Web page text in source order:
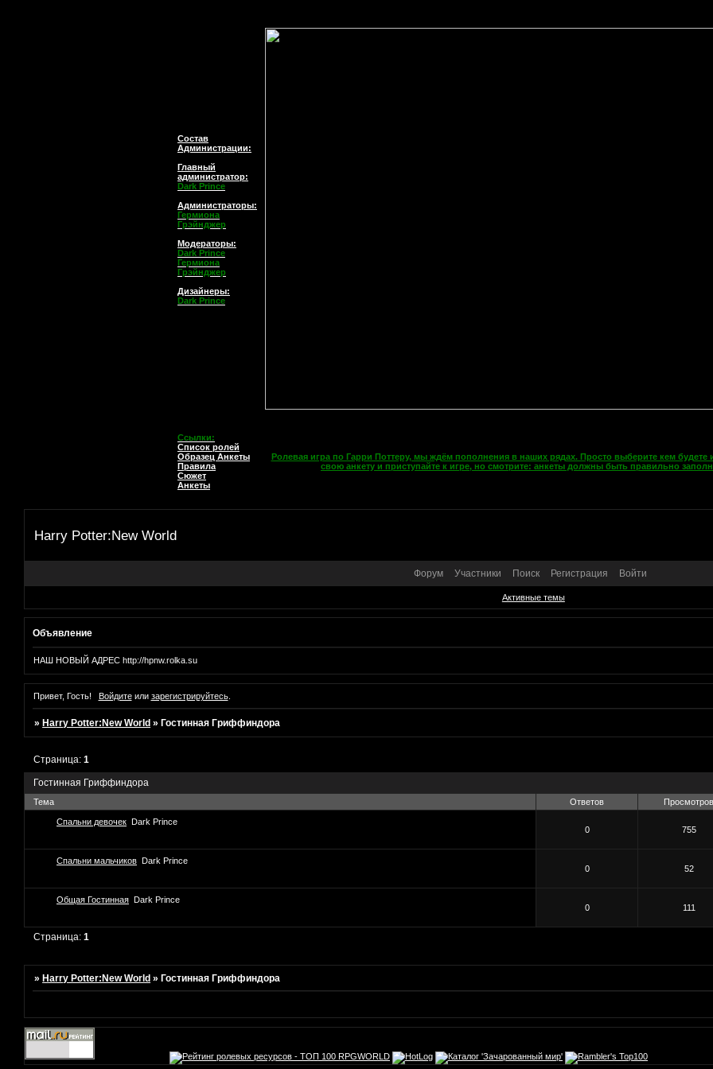
Состав
Администрации:
Главный
администратор:
Dark Prince
Администраторы:
Гермиона
Грэйнджер
Модераторы:
Dark Prince
Гермиона
Грэйнджер
Дизайнеры:
Dark Prince
Ссылки:
Список ролей
Образец Анкеты
Правила
Сюжет
Анкеты
Ролевая игра по Гарри Поттеру, мы ждём пополнения в наших рядах. Просто выберите кем будете
свою анкету и приступайте к игре, но смотрите: анкеты должны быть правильно
Harry Potter:New World
Форум Участники Поиск Регистрация Войти
Активные темы
Объявление
НАШ НОВЫЙ АДРЕС http://hpnw.rolka.su
Привет, Гость! Войдитеили зарегистрируйтесь.
» Harry Potter:New World » Гостинная Гриффиндора
Гостинная Гриффиндора
Страница:1
Тема Ответов Просмотров
Спальни девочек Dark Prince
0
755
Спальни мальчиков Dark Prince
0
52
Общая Гостинная Dark Prince
0
111
Страница:1
» Harry Potter:New World » Гостинная Гриффиндора